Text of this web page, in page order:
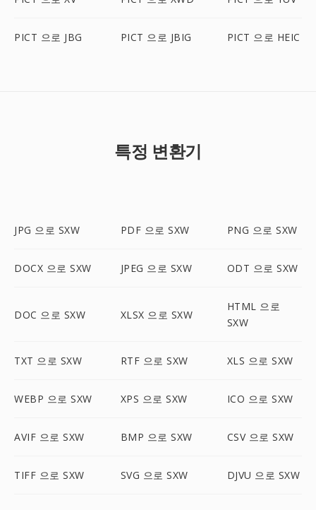
PICT 으로 JBG PICT 으로 JBIG PICT 으로 HEIC
특정 변환기
JPG 으로 SXW PDF 으로 SXW PNG 으로 SXW
DOCX 으로 SXW JPEG 으로 SXW ODT 으로 SXW
DOC 으로 SXW XLSX 으로 SXW
HTML 으로
SXW
TXT 으로 SXW RTF 으로 SXW XLS 으로 SXW
WEBP 으로 SXW XPS 으로 SXW ICO 으로 SXW
AVIF 으로 SXW BMP 으로 SXW CSV 으로 SXW
TIFF 으로 SXW SVG 으로 SXW DJVU 으로 SXW